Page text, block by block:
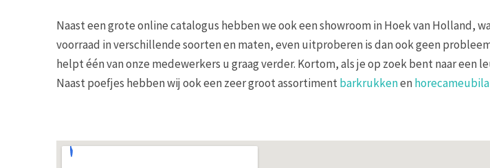
Naast een grote online catalogus hebben we ook een showroom in Hoek van Holland,
voorraad in verschillende soorten en maten, even uitproberen is dan ook geen
helpt één van onze medewerkers u graag verder. Kortom, als je op zoek bent naar een
Naast poefjes hebben wij ook een zeer groot assortimentbarkrukkenen